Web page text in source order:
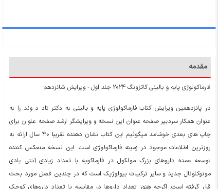
مقدمه
فارماکولوژی پایه و بالینی کاتزونگ 2024 جلد اول - ویرایش شانزدهم
در پانزدهمین ویرایش کتاب فارماکولوژی پایه و بالینی به دکتر تاد د وند را به
عنوان همکار سردبیر صفحه عنوان این نسخه و ویرایشگر ارشد صفحه عنوان برای
چاپ های بعدی خوشامد میگوئیم این کتاب نشان دهنده تقریبا ۴۰ سال ارائه به
روزترین اطلاعات موجود در زمینه فارماکولوژی است. این نسخه منعکس کننده
توسعه عمده داروهای بزرگ مولکول در فارماکوپه با تعداد زیادی آنتی بادی
مونوکلونال جدید و سایر ترکیبات بیولوژیک است که در چندین فصل مورد بحث
قرار گرفته است. اگرچه هنوز تعداد داروها در مقایسه با تعداد داروهای کوچک